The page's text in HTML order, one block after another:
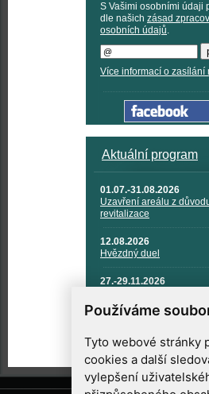
Používáme
Tyto webové stránky
cookies a další
vylepšení
S Vašimi osobními údaji
dle našich zásad
osobních údajů.
Více informací o zasílání
Aktuální program
01.07.-31.08.2026
Uzavření areálu z
revitalizace
12.08.2026
Hvězdný duel
27.-29.11.2026
TECHNIKA A KOSMICKÉ
TECHNOLOGIE